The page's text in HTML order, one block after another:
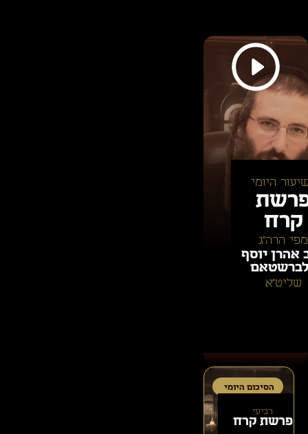
היומי
קרח
מפי הרה״ג
אהרן יוסף
שליט״א
הסיכום היומי
רביעי
פרשתקרח